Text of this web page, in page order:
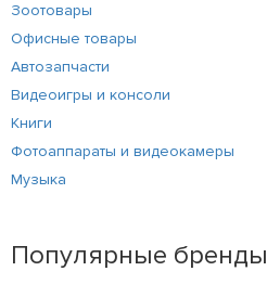
Зоотовары
Офисные товары
Автозапчасти
Видеоигры и консоли
Книги
Фотоаппараты и видеокамеры
Музыка
Популярные бренды